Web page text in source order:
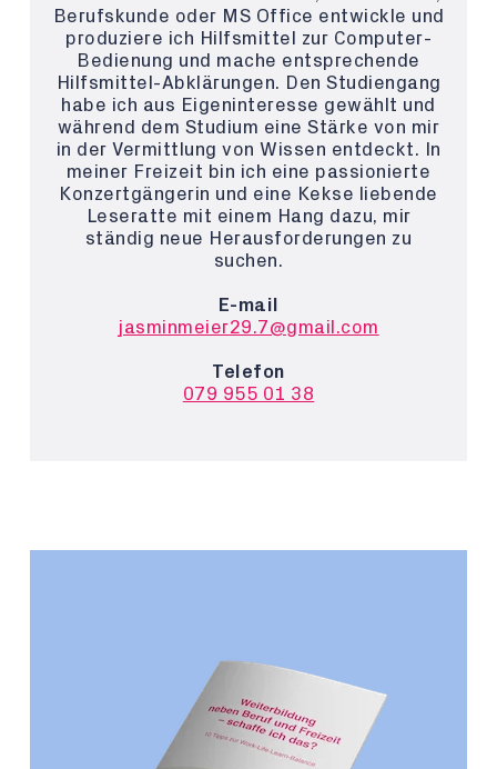
Berufskunde oder MS Office entwickle und
produziere ich Hilfsmittel zur Computer-
Bedienung und mache entsprechende
Hilfsmittel-Abklärungen. Den Studiengang
habe ich aus Eigeninteresse gewählt und
während dem Studium eine Stärke von mir
in der Vermittlung von Wissen entdeckt. In
meiner Freizeit bin ich eine passionierte
Konzertgängerin und eine Kekse liebende
Leseratte mit einem Hang dazu, mir
ständig neue Herausforderungen zu
suchen.
E-mail
jasminmeier29.7@gmail.com
Telefon
079 955 01 38